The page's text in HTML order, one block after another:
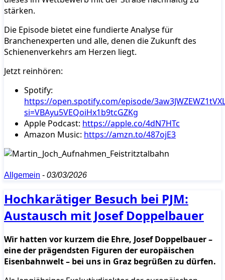
stärken.
Die Episode bietet eine fundierte Analyse für
Branchenexperten und alle, denen die Zukunft des
Schienenverkehrs am Herzen liegt.
Jetzt reinhören:
Spotify:
https://open.spotify.com/episode/
si=VBAyu5VEQoiHx1b9tcGZKg
Apple Podcast: https://apple.co/4dN7HTc
Amazon Music: https://amzn.to/487ojE3
Allgemein - 03/03/2026
Hochkarätiger Besuch bei PJM:
Austausch mit Josef Doppelbauer
Wir hatten vor kurzem die Ehre, Josef Doppelbauer –
eine der prägendsten Figuren der europäischen
Eisenbahnwelt – bei uns in Graz begrüßen zu dürfen.